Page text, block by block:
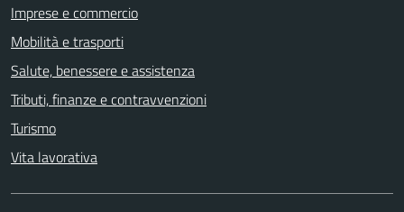
Imprese e commercio
Mobilità e trasporti
Salute, benessere e assistenza
Tributi, finanze e contravvenzioni
Turismo
Vita lavorativa